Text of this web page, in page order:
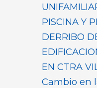
PISCINA Y
DERRIBO
EN CTRA
Cambio en